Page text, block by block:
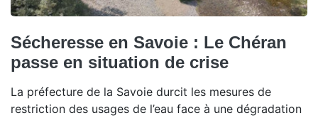
Sécheresse en Savoie : Le Chéran
passe en situation de crise
La préfecture de la Savoie durcit les mesures de
restriction des usages de l’eau face à une dégradation